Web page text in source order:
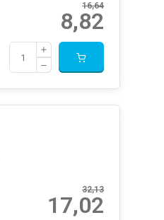
16,64
8,82
32,13
17,02